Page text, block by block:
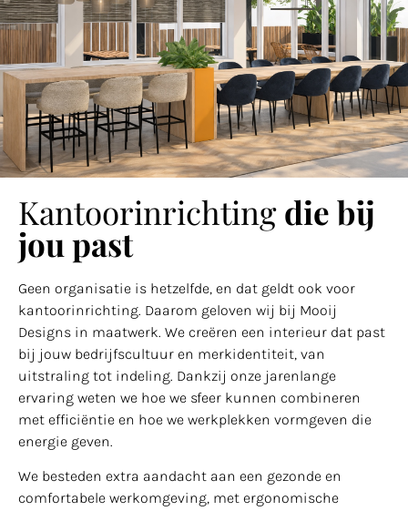
Kantoorinrichtingdie bij
jou past
Geen organisatie is hetzelfde, en dat geldt ook voor
kantoorinrichting. Daarom geloven wij bij Mooij
Designs in maatwerk. We creëren een interieur dat past
bij jouw bedrijfscultuur en merkidentiteit, van
uitstraling tot indeling. Dankzij onze jarenlange
ervaring weten we hoe we sfeer kunnen combineren
met efficiëntie en hoe we werkplekken vormgeven die
energie geven.
We besteden extra aandacht aan een gezonde en
comfortabele werkomgeving, met ergonomische